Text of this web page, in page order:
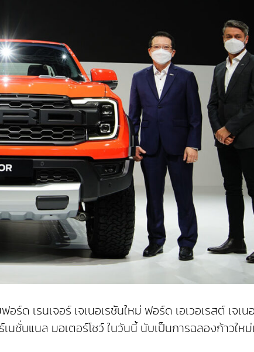
เรนเจอร์ เจเนอเรชันใหม่ ฟอร์ด เอเวอเรสต์ เจเน
ชั่นแนล มอเตอร์โชว์ ในวันนี้ นับเป็นการฉลองก้าวให